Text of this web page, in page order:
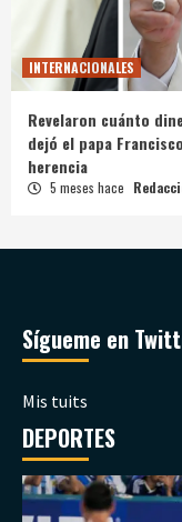
INTERNACIONALES
Revelaron cuánto
dejó el papa
herencia
5 meses hace
Sígueme en
Mis tuits
DEPORTES